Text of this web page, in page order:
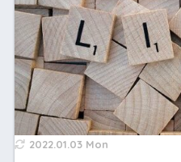
2022.01.03 Mon